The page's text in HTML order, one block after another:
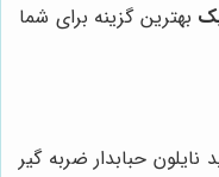
بهترین گزینه برای شما
نایلون حبابدار ضربه گیر